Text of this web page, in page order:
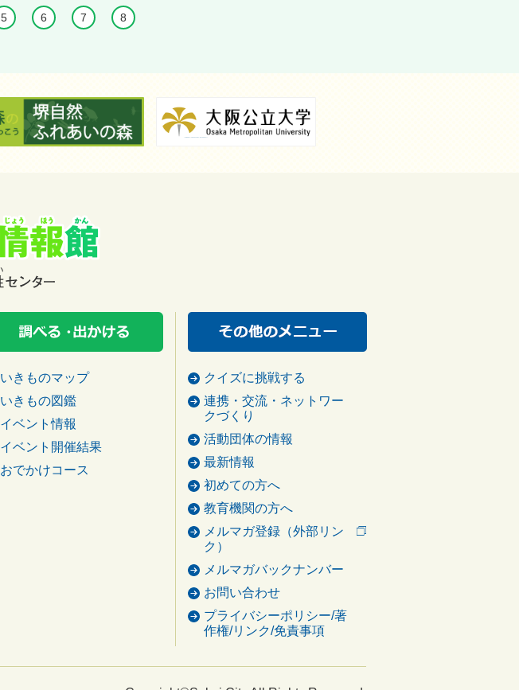
5 6 7 8
いきものマップ
いきもの図鑑
イベント情報
イベント開催結果
おでかけコース
クイズに挑戦する
連携・交流・ネットワー
クづくり
活動団体の情報
最新情報
初めての方へ
教育機関の方へ
メルマガ登録（外部リン
ク）
メルマガバックナンバー
お問い合わせ
プライバシーポリシー/著
作権/リンク/免責事項